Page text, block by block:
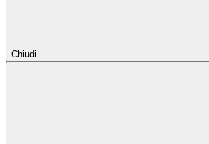
Chiudi